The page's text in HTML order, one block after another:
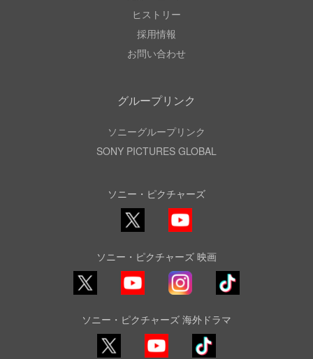
ヒストリー
採用情報
お問い合わせ
グループリンク
ソニーグループリンク
SONY PICTURES GLOBAL
ソニー・ピクチャーズ
ソニー・ピクチャーズ 映画
ソニー・ピクチャーズ 海外ドラマ